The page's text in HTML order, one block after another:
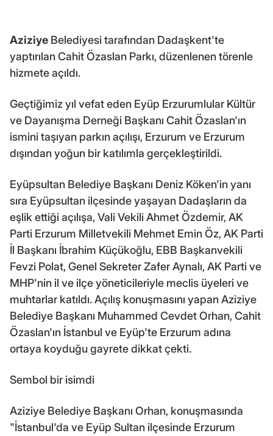
Aziziye Belediyesi tarafından Dadaşkent'te
yaptırılan Cahit Özaslan Parkı, düzenlenen törenle
hizmete açıldı.
Geçtiğimiz yıl vefat eden Eyüp Erzurumlular Kültür
ve Dayanışma Derneği Başkanı Cahit Özaslan'ın
ismini taşıyan parkın açılışı, Erzurum ve Erzurum
dışından yoğun bir katılımla gerçekleştirildi.
Eyüpsultan Belediye Başkanı Deniz Köken'in yanı
sıra Eyüpsultan ilçesinde yaşayan Dadaşların da
eşlik ettiği açılışa, Vali Vekili Ahmet Özdemir, AK
Parti Erzurum Milletvekili Mehmet Emin Öz, AK Parti
İl Başkanı İbrahim Küçükoğlu, EBB Başkanvekili
Fevzi Polat, Genel Sekreter Zafer Aynalı, AK Parti ve
MHP'nin il ve ilçe yöneticileriyle meclis üyeleri ve
muhtarlar katıldı. Açılış konuşmasını yapan Aziziye
Belediye Başkanı Muhammed Cevdet Orhan, Cahit
Özaslan'ın İstanbul ve Eyüp'te Erzurum adına
ortaya koyduğu gayrete dikkat çekti.
Sembol bir isimdi
Aziziye Belediye Başkanı Orhan, konuşmasında
"İstanbul'da ve Eyüp Sultan ilçesinde Erzurum